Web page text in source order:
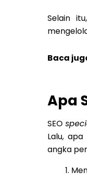
Selain
Baca
Apa
SEO
Lalu, apa
angka